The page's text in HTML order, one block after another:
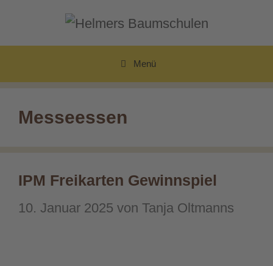
springen
Menü
Messeessen
IPM Freikarten Gewinnspiel
10. Januar 2025 von Tanja Oltmanns